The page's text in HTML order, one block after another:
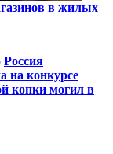
в жилых
Россия
на конкурсе
копки могил в